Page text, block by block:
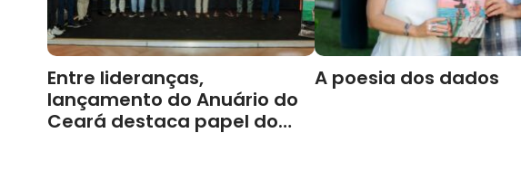
Entre lideranças,
lançamento do Anuário do
Ceará destaca papel do
A poesia dos dados